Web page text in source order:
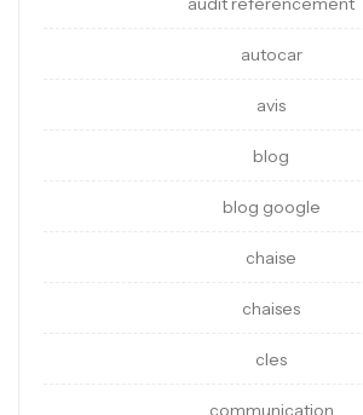
autocar
avis
blog
blog google
chaise
chaises
cles
communication